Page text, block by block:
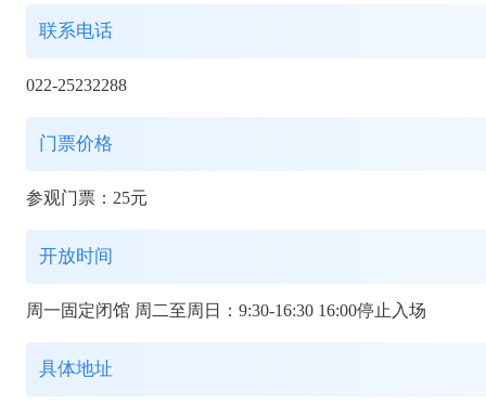
联系电话
022-25232288
门票价格
参观门票：25元
开放时间
周一固定闭馆 周二至周日：9:30-16:30 16:00停止入场
具体地址